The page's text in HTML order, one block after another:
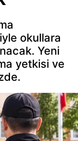
okullara
Yeni
yetkisi ve